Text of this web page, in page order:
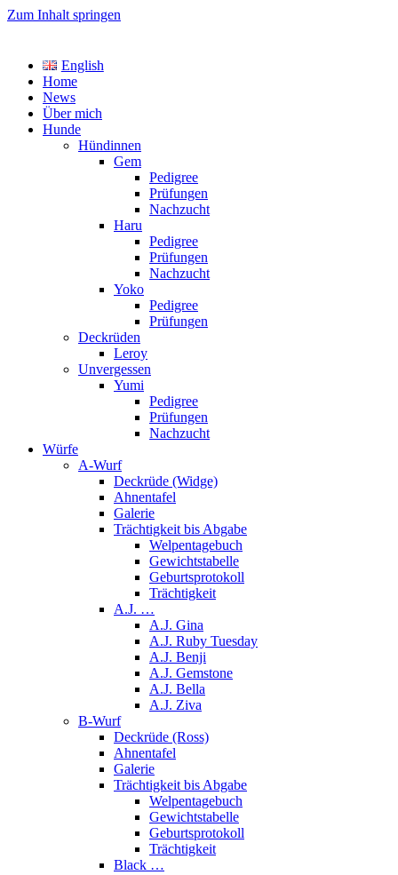
Zum Inhalt springen
TreasureYarden's
Labrador Retriever Zucht im DRC
English
Home
News
Über mich
Hunde
Hündinnen
Gem
Pedigree
Prüfungen
Nachzucht
Haru
Pedigree
Prüfungen
Nachzucht
Yoko
Pedigree
Prüfungen
Deckrüden
Leroy
Unvergessen
Yumi
Pedigree
Prüfungen
Nachzucht
Würfe
A-Wurf
Deckrüde (Widge)
Ahnentafel
Galerie
Trächtigkeit bis Abgabe
Welpentagebuch
Gewichtstabelle
Geburtsprotokoll
Trächtigkeit
A.J. …
A.J. Gina
A.J. Ruby Tuesday
A.J. Benji
A.J. Gemstone
A.J. Bella
A.J. Ziva
B-Wurf
Deckrüde (Ross)
Ahnentafel
Galerie
Trächtigkeit bis Abgabe
Welpentagebuch
Gewichtstabelle
Geburtsprotokoll
Trächtigkeit
Black …